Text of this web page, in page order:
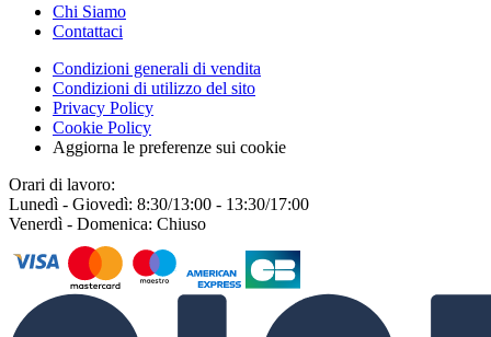
Chi Siamo
Contattaci
Condizioni generali di vendita
Condizioni di utilizzo del sito
Privacy Policy
Cookie Policy
Aggiorna le preferenze sui cookie
Orari di lavoro:
Lunedì - Giovedì: 8:30/13:00 - 13:30/17:00
Venerdì - Domenica: Chiuso